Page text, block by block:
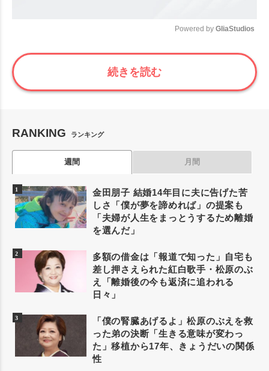
Mute
Powered by GliaStudios
続きを読む
RANKING ランキング
週間 月間
金田朋子 結婚14年目に夫に告げた苦
しさ「僕が夢を諦めれば」の提案も
「夫婦が人生をまっとうするため離婚
を選んだ」
多額の借金は「報道で知った」自宅も
差し押さえられた紅白歌手・松原のぶ
え「離婚後の今も返済に追われる
日々」
「僕の腎臓あげるよ」松原のぶえを救
った弟の決断「生きる意味が変わっ
た」移植から17年、きょうだいの関係
性